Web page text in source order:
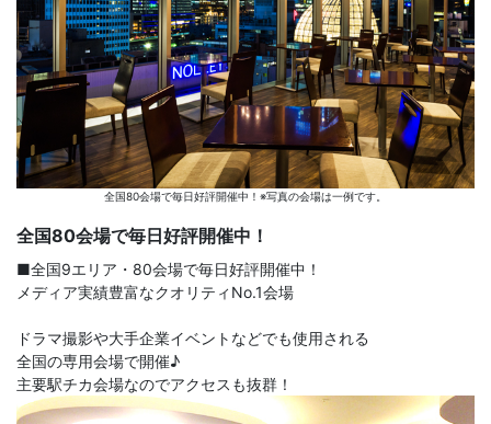
全国80会場で毎日好評開催中！※写真の会場は一例です。
全国80会場で毎日好評開催中！
■全国9エリア・80会場で毎日好評開催中！
メディア実績豊富なクオリティNo.1会場
ドラマ撮影や大手企業イベントなどでも使用される
全国の専用会場で開催♪
主要駅チカ会場なのでアクセスも抜群！